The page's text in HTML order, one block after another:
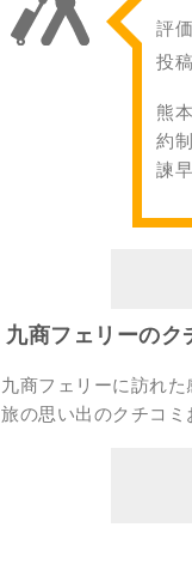
評価
投
熊
約
諫
九商フェリーのク
九商フェリーに訪れ
旅の思い出のクチコミ